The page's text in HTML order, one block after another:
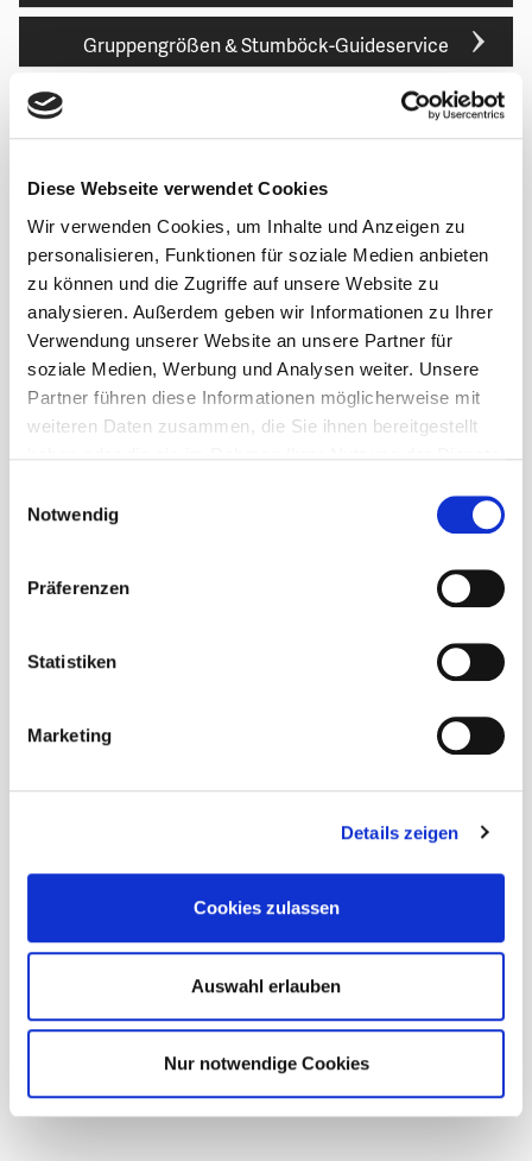
Diese Webseite verwendet Cookies
Wir verwenden Cookies, um Inhalte und Anzeigen zu
personalisieren, Funktionen für soziale Medien anbieten
zu können und die Zugriffe auf unsere Website zu
analysieren. Außerdem geben wir Informationen zu Ihrer
Verwendung unserer Website an unsere Partner für
soziale Medien, Werbung und Analysen weiter. Unsere
Partner führen diese Informationen möglicherweise mit
weiteren Daten zusammen, die Sie ihnen bereitgestellt
Notwendig
Präferenzen
Statistiken
Marketing
Details zeigen
Cookies zulassen
Auswahl erlauben
Nur notwendige Cookies
Gruppengrößen & Stumböck-Guideservice
Heli- & Cat-Skiprogramme mit unseren Partnern
Kinderermäßigung Kanada/USA
Leihski & Leihboards
Leistungs- & Preis-Änderungen vor
Vertragsabschluss
MIndestteilnehmerzahl
Reiseleitung & Stumböck-Büro Kanada
Skipässe
Trinkgeld
Verpflegung